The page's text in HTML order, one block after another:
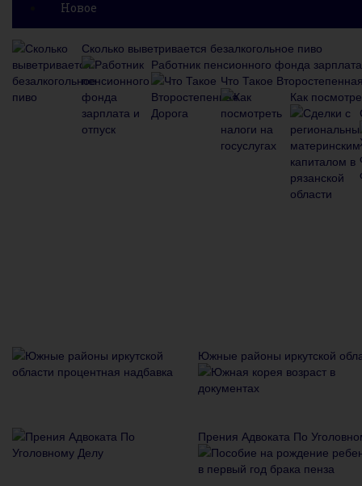
Новое
Сколько выветривается безалкогольное пиво
Работник пенсионного фонда
Что Такое
Как
Южные районы иркутской
Прения Адвоката По